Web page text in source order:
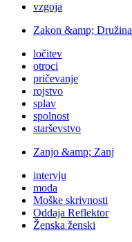
vzgoja
Zakon &amp; Družina
ločitev
otroci
pričevanje
rojstvo
splav
spolnost
starševstvo
Zanjo &amp; Zanj
intervju
moda
Moške skrivnosti
Oddaja Reflektor
Ženska ženski